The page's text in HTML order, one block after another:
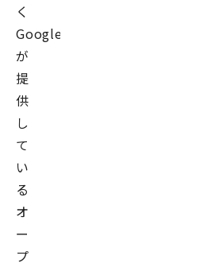
く
Google
が
提
供
し
て
い
る
オ
ー
プ